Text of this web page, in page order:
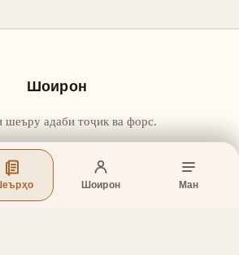
Шоирон Ман
Шоирон
шеъру адаби тоҷик ва форс.